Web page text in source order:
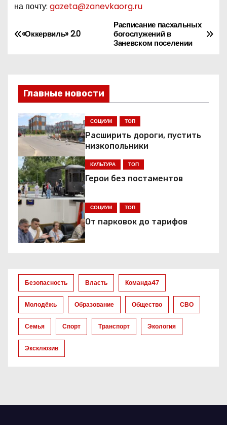
на почту: gazeta@zanevkaorg.ru
Н
г
а
ц
и
я
п
о
а
п
Расписание пасхальных
богослужений в
Заневском поселении
«Оккервиль» 2.0
Главные новости
СОЦИУМ ТОП
Расширить дороги, пустить
низкопольники
КУЛЬТУРА ТОП
Герои без постаментов
СОЦИУМ ТОП
От парковок до тарифов
Безопасность Власть Команда47
Молодёжь Образование Общество СВО
Семья Спорт Транспорт Экология
Эксклюзив